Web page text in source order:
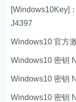
[Windows10Key]
J4397
Windows10 官方
Windows10 密钥
Windows10 密钥
Windows10 密钥